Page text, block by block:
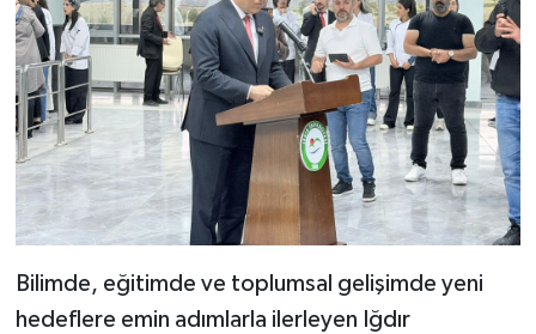
Bilimde, eğitimde ve toplumsal gelişimde yeni
hedeflere emin adımlarla ilerleyen Iğdır